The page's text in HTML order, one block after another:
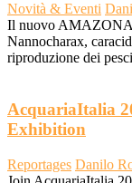
Novità & Eventi
Il nuovo
Nannocharax,
riproduzione dei pesci
AcquariaItalia
Exhibition
Reportages Danilo